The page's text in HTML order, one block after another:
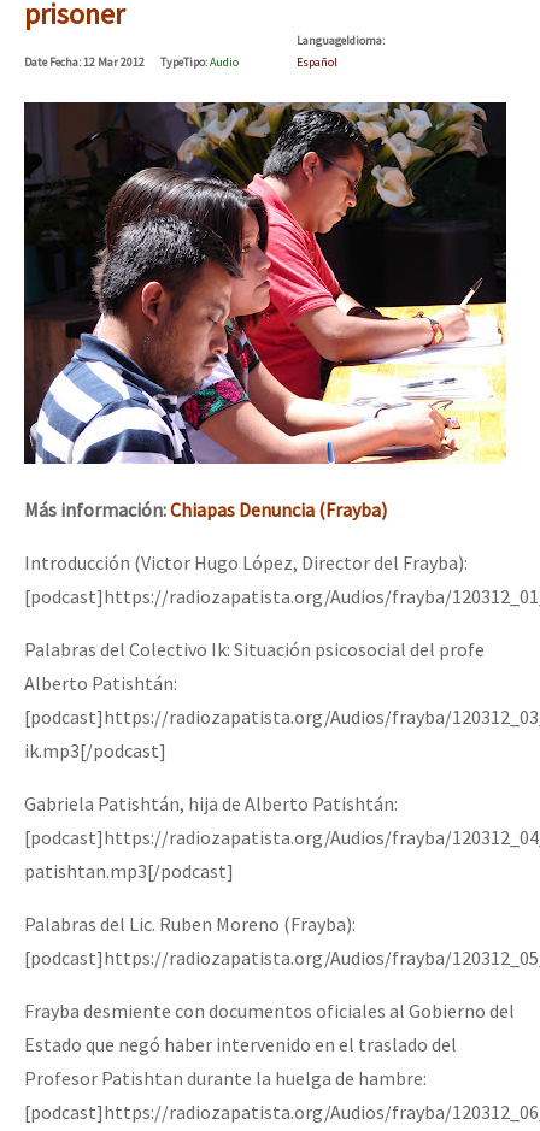
prisoner
DateFecha: 12 Mar 2012 TypeTipo:Audio
LanguageIdioma:
Español
Más información:Chiapas Denuncia (Frayba)
Introducción (Victor Hugo López, Director del Frayba):
[podcast]https://radiozapatista.org/Audios/frayba/
Palabras del Colectivo Ik: Situación psicosocial del profe
Alberto Patishtán:
[podcast]https://radiozapatista.org/Audios/frayba/
ik.mp3[/podcast]
Gabriela Patishtán, hija de Alberto Patishtán:
[podcast]https://radiozapatista.org/Audios/frayba/
patishtan.mp3[/podcast]
Palabras del Lic. Ruben Moreno (Frayba):
[podcast]https://radiozapatista.org/Audios/frayba/
Frayba desmiente con documentos oficiales al Gobierno del
Estado que negó haber intervenido en el traslado del
Profesor Patishtan durante la huelga de hambre:
[podcast]https://radiozapatista.org/Audios/frayba/